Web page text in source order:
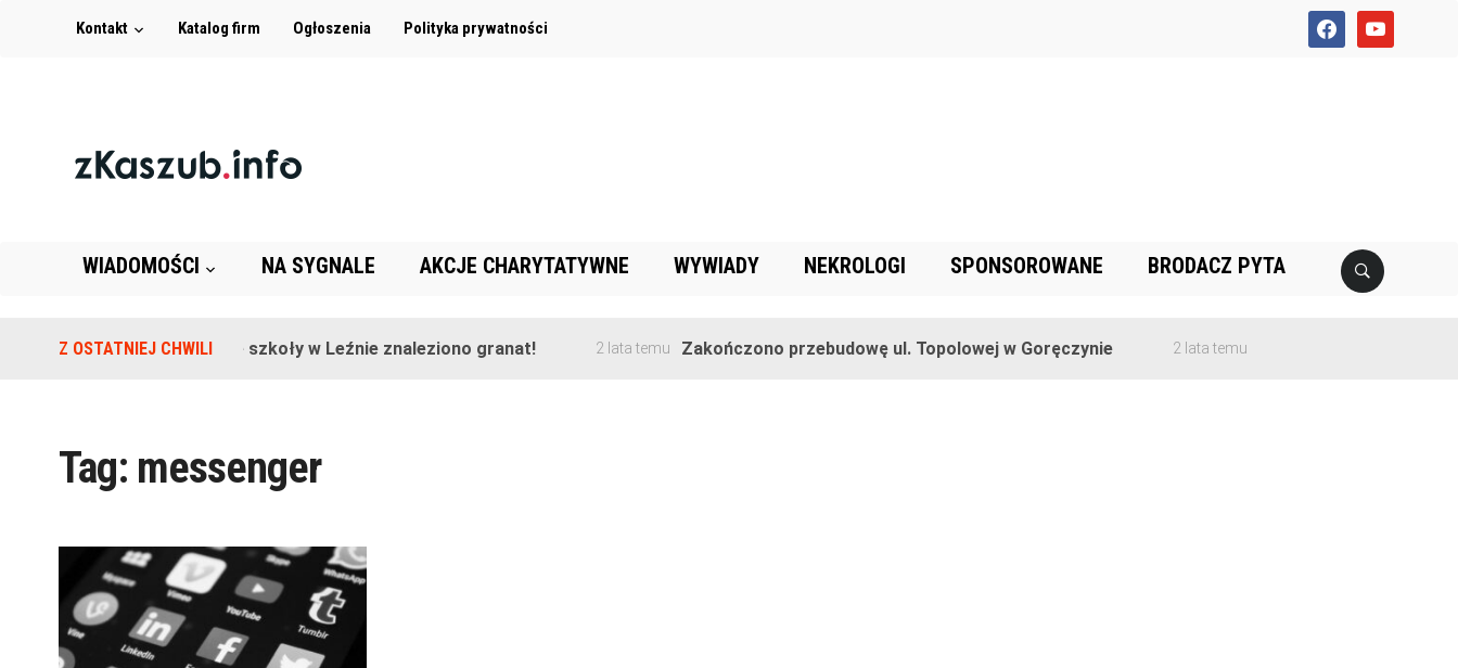
facebookyoutube
Kontakt Katalog firm Ogłoszenia Polityka prywatności
WIADOMOŚCI NA SYGNALE AKCJE CHARYTATYWNE WYWIADY NEKROLOGI SPONSOROWANE BRODACZ PYTA
Z OSTATNIEJ CHWILINa terenie szkoły w Leźnie znaleziono granat! 2 lata temu Zakończono przebudowę ul. Topolowej w Goręczynie 2 lata temu
Tag: messenger